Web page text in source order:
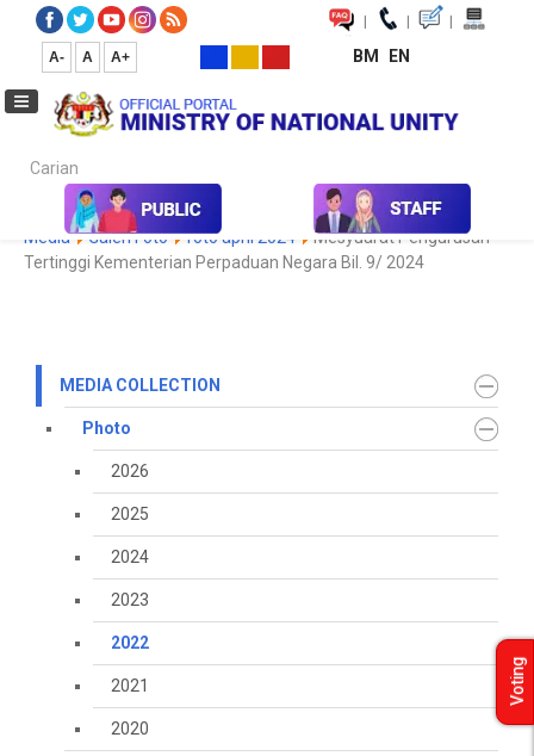
| | |
A- A A+ BM EN
Carian...
Media Media Collection Photo 2022
Koleksi
Media
Galeri Foto foto april 2024
Mesyuarat Pengurusan
Tertinggi Kementerian Perpaduan Negara Bil. 9/ 2024
MEDIA COLLECTION
Photo
2026
2025
2024
2023
2022
2021
2020
Voting